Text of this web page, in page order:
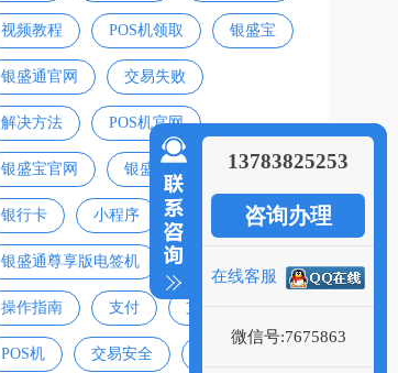
视频教程 POS机领取 银盛宝
银盛通官网 交易失败
解决方法 POS机官网
银盛宝官网 银盛宝扫码盒
银行卡 小程序 支付方式
银盛通尊享版电签机
操作指南 支付 支付宝
POS机 交易安全
13783825253
咨询办理
在线客服
微信号:7675863